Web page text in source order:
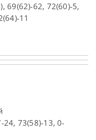
69(62)-62, 72(60)-5,
11
24, 73(58)-13, 0-